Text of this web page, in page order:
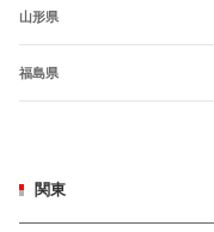
山形県
福島県
関東